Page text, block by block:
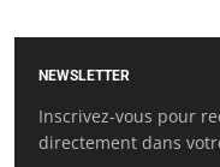
NEWSLETTER
Inscrivez-vous pour
directement dans